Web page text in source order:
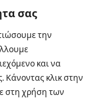
σας
την
και να
Κάνοντας κλικ στην
στη χρήση των